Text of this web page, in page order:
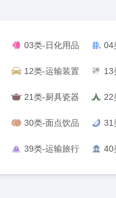
03类-日化用品 04
12类-运输装置 13
21类-厨具瓷器 22
30类-面点饮品 31
39类-运输旅行 40